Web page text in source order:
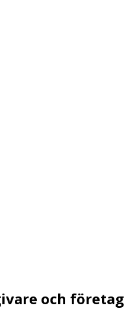
och företag